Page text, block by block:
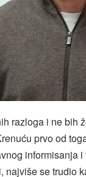
razloga i ne bih
prvo od
informisanja
se trudio